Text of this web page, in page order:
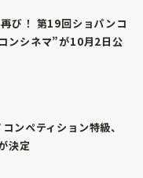
び！ 第19回ショパンコ
ンシネマ”が10月2日公
ンペティション特級、
決定